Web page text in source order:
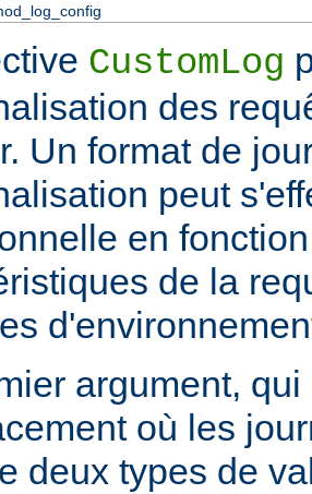
CustomLog
des
Un format de
peut
en
de la
argument,
où les
deux types de